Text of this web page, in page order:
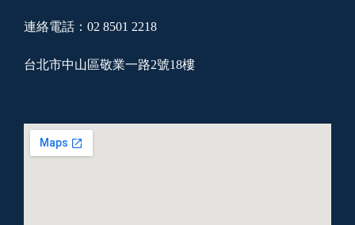
連絡電話：02 8501 2218
台北市中山區敬業一路2號18樓